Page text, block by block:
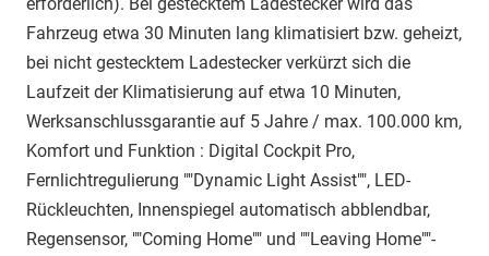
Fahrzeug etwa 30 Minuten lang klimatisiert bzw. geheizt,
bei nicht gestecktem Ladestecker verkürzt sich die
Laufzeit der Klimatisierung auf etwa 10 Minuten,
Werksanschlussgarantie auf 5 Jahre / max. 100.000 km,
Komfort und Funktion : Digital Cockpit Pro,
Fernlichtregulierung ""Dynamic Light Assist"", LED-
Rückleuchten, Innenspiegel automatisch abblendbar,
Regensensor, ""Coming Home"" und ""Leaving Home""-